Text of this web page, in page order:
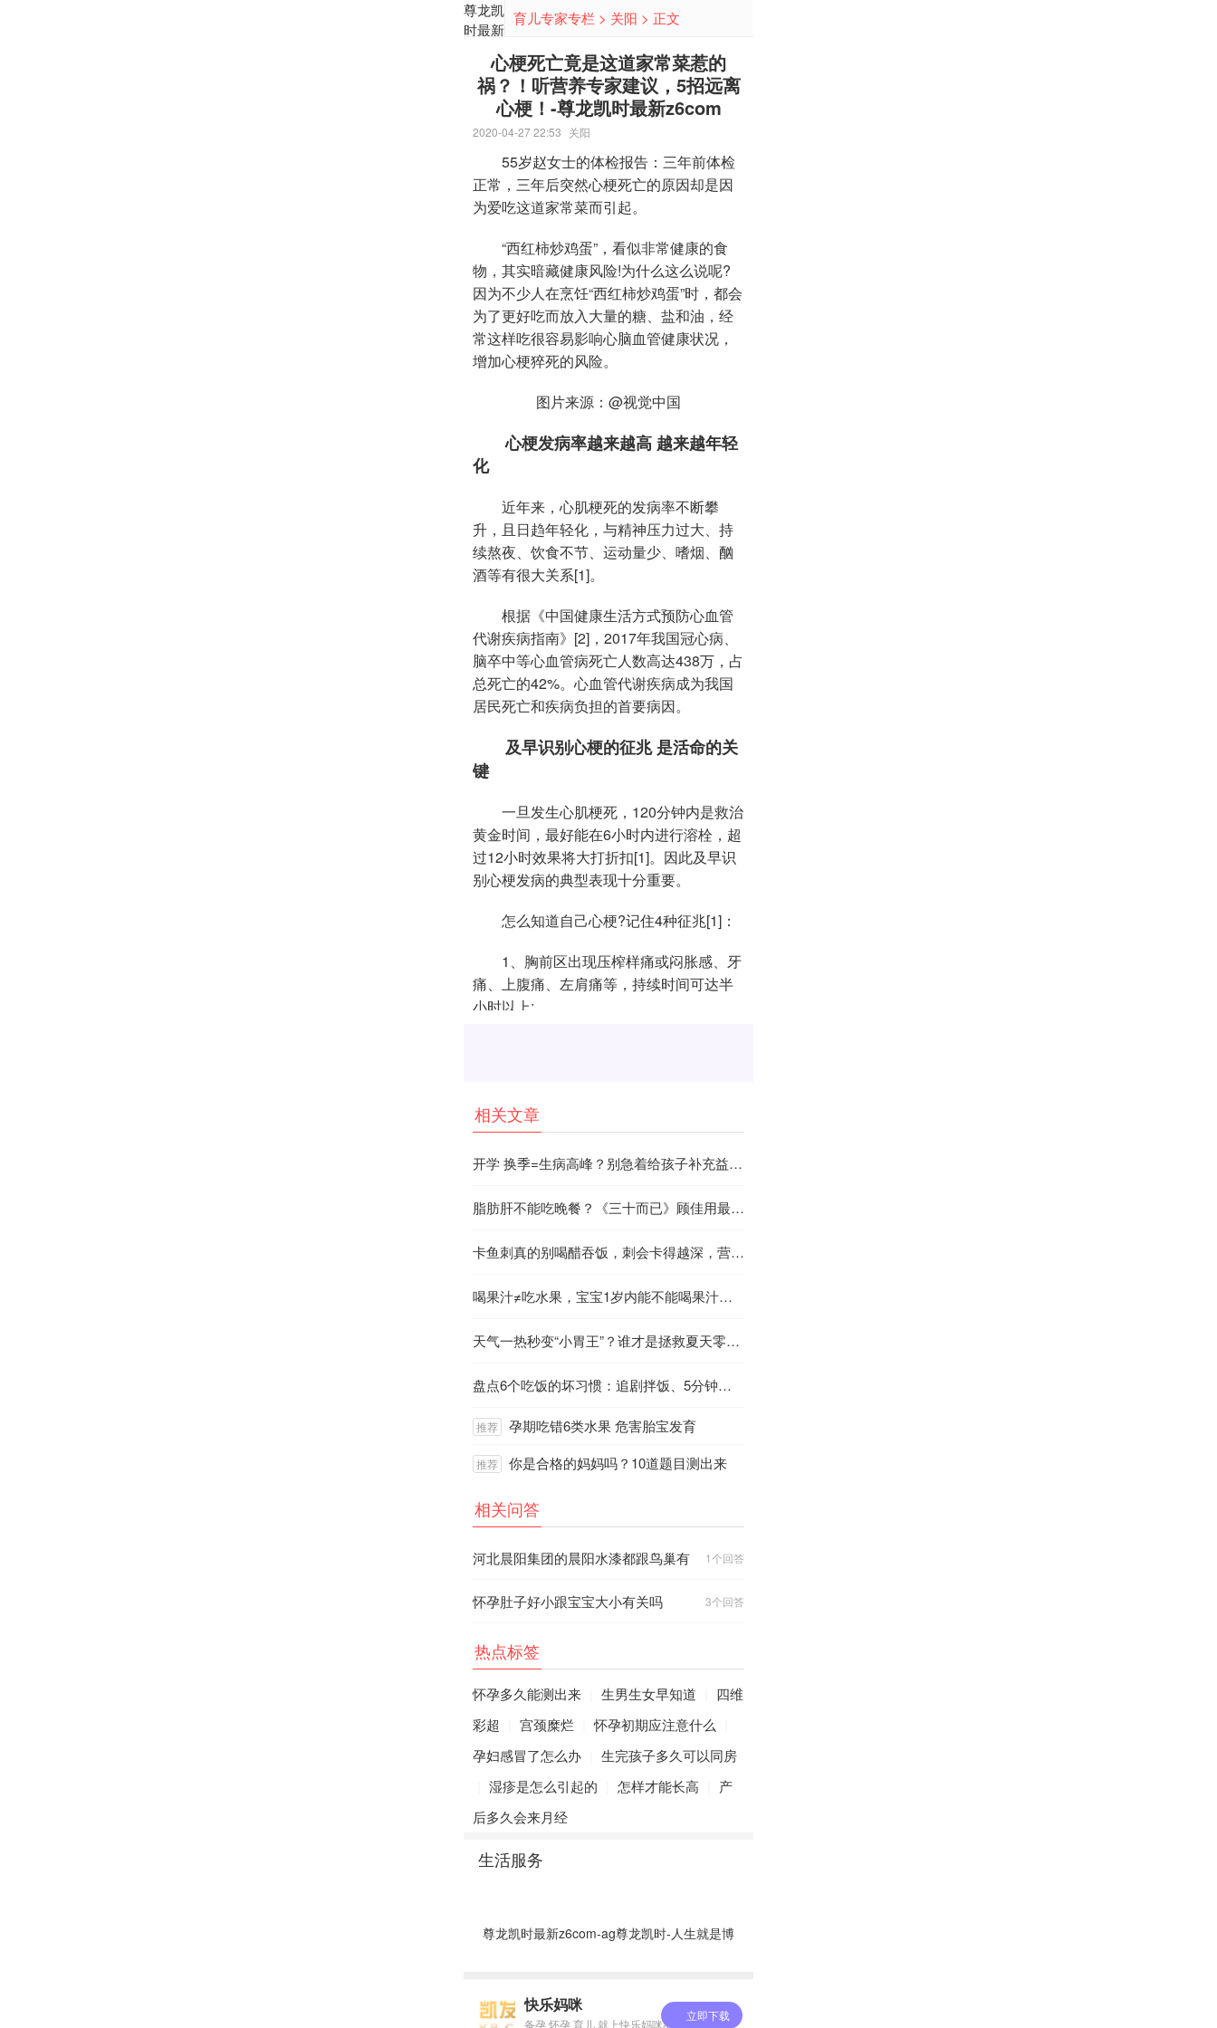
尊龙凯
时最新
z6com-
ag尊
龙凯
生就是
育儿专家专栏 > 关阳 > 正文
心梗死亡竟是这道家常菜惹的
祸？！听营养专家建议，5招远离
心梗！-尊龙凯时最新z6com
2020-04-27 22:53 关阳
55岁赵女士的体检报告：三年前体检
正常，三年后突然心梗死亡的原因却是因
为爱吃这道家常菜而引起。
“西红柿炒鸡蛋”，看似非常健康的食
物，其实暗藏健康风险!为什么这么说呢?
因为不少人在烹饪“西红柿炒鸡蛋”时，都会
为了更好吃而放入大量的糖、盐和油，经
常这样吃很容易影响心脑血管健康状况，
增加心梗猝死的风险。
图片来源：@视觉中国
心梗发病率越来越高 越来越年轻
化
近年来，心肌梗死的发病率不断攀
升，且日趋年轻化，与精神压力过大、持
续熬夜、饮食不节、运动量少、嗜烟、酗
酒等有很大关系[1]。
根据《中国健康生活方式预防心血管
代谢疾病指南》[2]，2017年我国冠心病、
脑卒中等心血管病死亡人数高达438万，占
总死亡的42%。心血管代谢疾病成为我国
居民死亡和疾病负担的首要病因。
及早识别心梗的征兆 是活命的关
键
一旦发生心肌梗死，120分钟内是救治
黄金时间，最好能在6小时内进行溶栓，超
过12小时效果将大打折扣[1]。因此及早识
别心梗发病的典型表现十分重要。
怎么知道自己心梗?记住4种征兆[1]：
1、胸前区出现压榨样痛或闷胀感、牙
痛、上腹痛、左肩痛等，持续时间可达半
小时以上;
吐、气促、晕厥、心悸等症状。
快就医。
腰围是反映腹部脂肪堆积的良好指
标。
科学合理的膳食营养联合运动干预是
好在专业人员指导下，将每天膳食中的能
肪为主，同时减少谷类主食量，但不改变
谷类食物占比。
此外，推荐记录饮食日志，有助于定
量估计每天进食情况，促进健康饮食的行
为管理。
熬夜、精神紧张和大喜大悲;
2、规律运动，维持健康体重
坚持适度的有氧运动，每次最好持续3
0分钟以上，每周至少3-5次，有助于增强
3、合理饮食
饮食要低盐、低脂，要按时进餐，避
四分之一是富含蛋白质的食物(肉、鱼、
边缘，表示可以在两餐之间食用。
相关文章
开学 换季=生病高峰？别急着给孩子补充益生菌，得用对方法！
脂肪肝不能吃晚餐？《三十而已》顾佳用最流行禁晚餐的方法，到底合不合理？
卡鱼刺真的别喝醋吞饭，刺会卡得越深，营养师教你几招放心吃鱼
喝果汁≠吃水果，宝宝1岁内能不能喝果汁？你可能对果汁存在很多误区
天气一热秒变“小胃王”？谁才是拯救夏天零胃口的好食物？
盘点6个吃饭的坏习惯：追剧拌饭、5分钟速食、烫嘴食等，来看看你中哪些？
孕期吃错6类水果 危害胎宝发育
你是合格的妈妈吗？10道题目测出来
相关问答
1个回答
河北晨阳集团的晨阳水漆都跟鸟巢有
关哪些合作？ 3个回答
怀孕肚子好小跟宝宝大小有关吗
热点标签
怀孕多久能测出来 生男生女早知道
四维
彩超
宫颈糜烂 怀孕初期应注意什么
孕妇感冒了怎么办
生完孩子多久可以同房
湿疹是怎么引起的 怎样才能长高
产
后多久会来月经
生活服务
尊龙凯时最新z6com-ag尊龙凯时-人生就是博
快乐妈咪
备孕 怀孕 育儿 就上快乐妈咪app
立即下载